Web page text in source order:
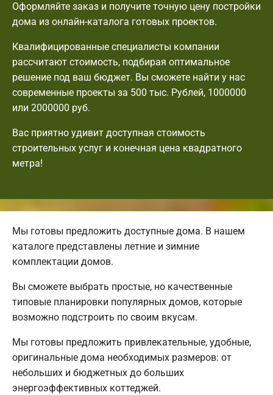
Оформляйте заказ и получите точную цену постройки
дома из онлайн-каталога готовых проектов.
Квалифицированные специалисты компании
рассчитают стоимость, подбирая оптимальное
решение под ваш бюджет. Вы сможете найти у нас
современные проекты за 500 тыс. Рублей, 1000000
или 2000000 руб.
Вас приятно удивит доступная стоимость
строительных услуг и конечная цена квадратного
метра!
Мы готовы предложить доступные дома. В нашем
каталоге представлены летние и зимние
комплектации домов.
Вы сможете выбрать простые, но качественные
типовые планировки популярных домов, которые
возможно подстроить по своим вкусам.
Мы готовы предложить привлекательные, удобные,
оригинальные дома необходимых размеров: от
небольших и бюджетных до больших
энергоэффективных коттеджей.